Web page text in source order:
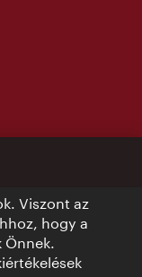
Viszont az
hogy a
Önnek.